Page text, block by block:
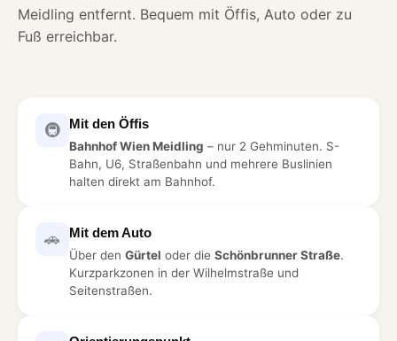
Meidling entfernt. Bequem mit Öffis, Auto oder zu
Fuß erreichbar.
🚇 Mit den Öffis
Bahnhof Wien Meidling – nur 2 Gehminuten. S-
Bahn, U6, Straßenbahn und mehrere Buslinien
halten direkt am Bahnhof.
🚗 Mit dem Auto
Über den Gürtel oder die Schönbrunner Straße.
Kurzparkzonen in der Wilhelmstraße und
Seitenstraßen.